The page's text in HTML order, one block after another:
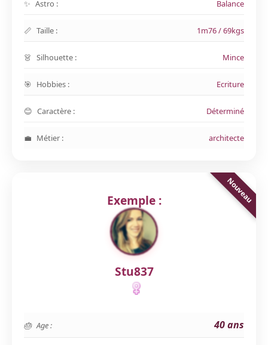
Astro : Balance
Taille : 1m76 / 69kgs
Silhouette : Mince
Hobbies : Ecriture
Caractère : Déterminé
Métier : architecte
Exemple :
Stu837
Age : 40 ans